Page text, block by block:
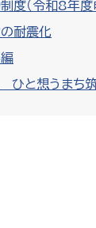
度（令和8年度
耐震化
ひと想うまち